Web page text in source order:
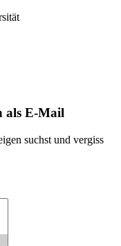
als E-Mail
suchst und vergiss